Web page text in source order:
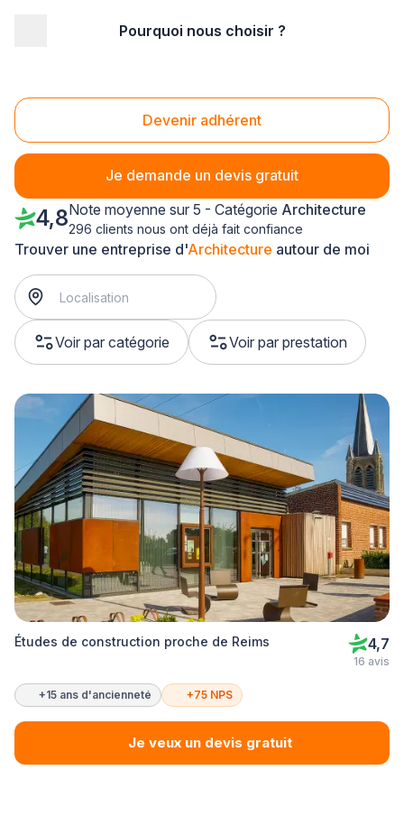
Pourquoi nous choisir ?
Devenir adhérent
Je demande un devis gratuit
Architecture Marne (51)
Trouver une entreprise d'Architecture autour de moi
Voir par catégorie Voir par prestation
4,8Note moyenne sur 5 - Catégorie Architecture
296 clients nous ont déjà fait confiance
Études de construction proche de Reims 4,7
16 avis
+15 ans d'ancienneté +75 NPS
Je veux un devis gratuit